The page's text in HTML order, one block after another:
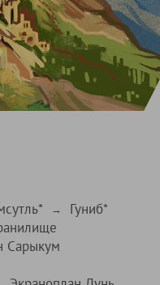
→ Гуниб*
Сарыкум